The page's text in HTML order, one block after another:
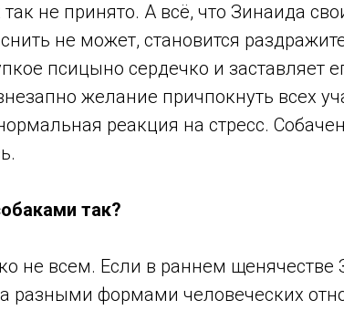
не принято. А всё, что Зинаида
не может, становится
псицыно сердечко и заставляет
желание причпокнуть всех
реакция на стресс.
так?
не всем. Если в раннем щенячестве
разными формами человеческих